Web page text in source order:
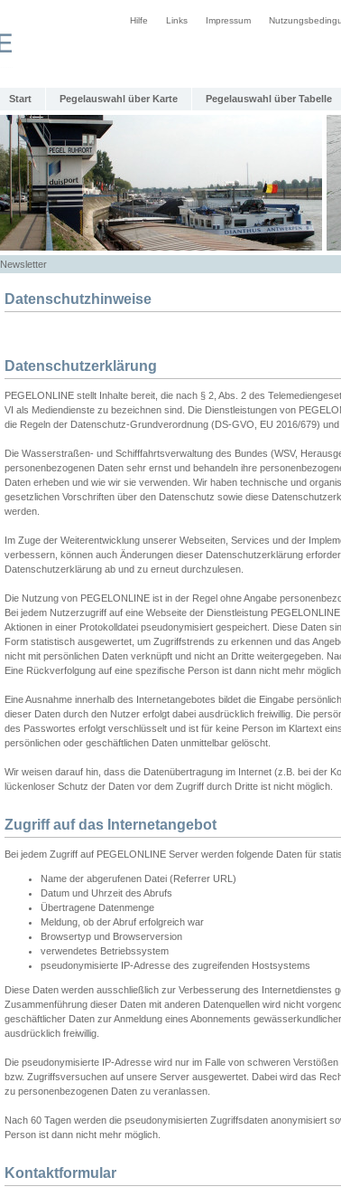
Hilfe Links Impressum
Start Pegelauswahl über Karte Pegelauswahl über Tabelle
Newsletter
Datenschutzhinweise
Datenschutzerklärung
PEGELONLINE stellt Inhalte bereit, die nach § 2, Abs. 2 des
VI als Mediendienste zu bezeichnen sind. Die Dienstleistungen von
die Regeln der Datenschutz-Grundverordnung (DS-GVO, EU 2016/679)
Die Wasserstraßen- und Schifffahrtsverwaltung des Bundes (WSV,
personenbezogenen Daten sehr ernst und behandeln ihre
Daten erheben und wie wir sie verwenden. Wir haben technische und
gesetzlichen Vorschriften über den Datenschutz sowie diese
werden.
Im Zuge der Weiterentwicklung unserer Webseiten, Services und der
verbessern, können auch Änderungen dieser Datenschutzerklärung
Datenschutzerklärung ab und zu erneut durchzulesen.
Die Nutzung von PEGELONLINE ist in der Regel ohne Angabe
Bei jedem Nutzerzugriff auf eine Webseite der Dienstleistung
Aktionen in einer Protokolldatei pseudonymisiert gespeichert. Diese Daten
Form statistisch ausgewertet, um Zugriffstrends zu erkennen und das
nicht mit persönlichen Daten verknüpft und nicht an Dritte weitergegeben.
Eine Rückverfolgung auf eine spezifische Person ist dann nicht mehr
Eine Ausnahme innerhalb des Internetangebotes bildet die Eingabe
dieser Daten durch den Nutzer erfolgt dabei ausdrücklich freiwillig. Die
des Passwortes erfolgt verschlüsselt und ist für keine Person im Klartext
persönlichen oder geschäftlichen Daten unmittelbar gelöscht.
Wir weisen darauf hin, dass die Datenübertragung im Internet (z.B. bei der
lückenloser Schutz der Daten vor dem Zugriff durch Dritte ist nicht möglich.
Zugriff auf das Internetangebot
Bei jedem Zugriff auf PEGELONLINE Server werden folgende Daten für
Name der abgerufenen Datei (Referrer URL)
Datum und Uhrzeit des Abrufs
Übertragene Datenmenge
Meldung, ob der Abruf erfolgreich war
Browsertyp und Browserversion
verwendetes Betriebssystem
pseudonymisierte IP-Adresse des zugreifenden Hostsystems
Diese Daten werden ausschließlich zur Verbesserung des
Zusammenführung dieser Daten mit anderen Datenquellen wird nicht
geschäftlicher Daten zur Anmeldung eines Abonnements
ausdrücklich freiwillig.
Die pseudonymisierte IP-Adresse wird nur im Falle von schweren
bzw. Zugriffsversuchen auf unsere Server ausgewertet. Dabei wird das
zu personenbezogenen Daten zu veranlassen.
Nach 60 Tagen werden die pseudonymisierten Zugriffsdaten anonymisiert
Person ist dann nicht mehr möglich.
Kontaktformular